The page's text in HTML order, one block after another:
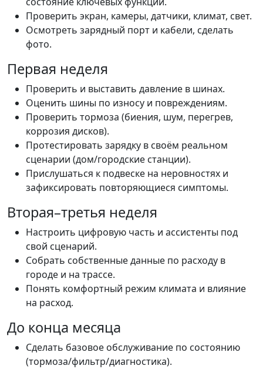
Проверить экран, камеры, датчики, климат, свет.
Осмотреть зарядный порт и кабели, сделать
фото.
Первая неделя
Проверить и выставить давление в шинах.
Оценить шины по износу и повреждениям.
Проверить тормоза (биения, шум, перегрев,
коррозия дисков).
Протестировать зарядку в своём реальном
сценарии (дом/городские станции).
Прислушаться к подвеске на неровностях и
зафиксировать повторяющиеся симптомы.
Вторая–третья неделя
Настроить цифровую часть и ассистенты под
свой сценарий.
Собрать собственные данные по расходу в
городе и на трассе.
Понять комфортный режим климата и влияние
на расход.
До конца месяца
Сделать базовое обслуживание по состоянию
(тормоза/фильтр/диагностика).